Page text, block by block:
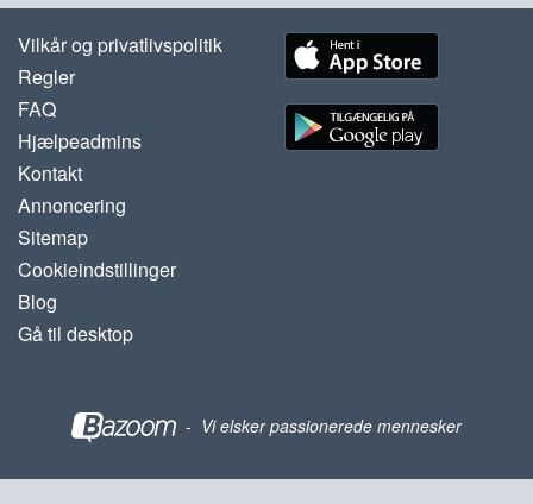
Vilkår og privatlivspolitik
Regler
FAQ
Hjælpeadmins
Kontakt
Annoncering
Sitemap
Cookieindstillinger
Blog
Gå til desktop
- Vi elsker passionerede mennesker